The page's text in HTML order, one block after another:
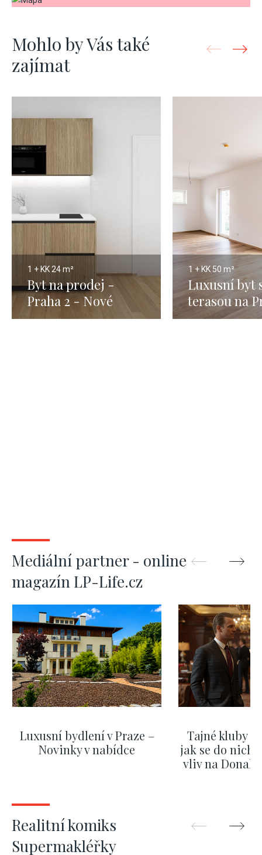
Mohlo by Vás také
zajímat
1 + KK 24 m²
Byt na prodej -
Praha 2 - Nové
Město - 24m
1 + KK 50 m²
Luxusní byt
terasou na
50m
Mediální partner - online
magazín LP-Life.cz
Luxusní bydlení v Praze –
Novinky v nabídce
Tajné kluby
jak se do nich
vliv na
Realitní komiks
Supermakléřky